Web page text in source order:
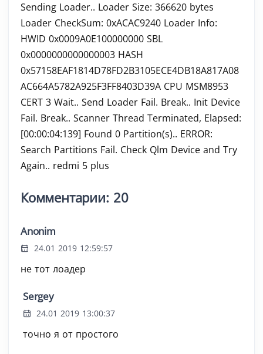
Sending Loader.. Loader Size: 366620 bytes
Loader CheckSum: 0xACAC9240 Loader Info:
HWID 0x0009A0E100000000 SBL
0x0000000000000003 HASH
0x57158EAF1814D78FD2B3105ECE4DB18A817A08
AC664A5782A925F3FF8403D39A CPU MSM8953
CERT 3 Wait.. Send Loader Fail. Break.. Init Device
Fail. Break.. Scanner Thread Terminated, Elapsed:
[00:00:04:139] Found 0 Partition(s).. ERROR:
Search Partitions Fail. Check Qlm Device and Try
Again.. redmi 5 plus
Комментарии: 20
Anonim
24.01 2019 12:59:57
не тот лоадер
Sergey
24.01 2019 13:00:37
точно я от простого